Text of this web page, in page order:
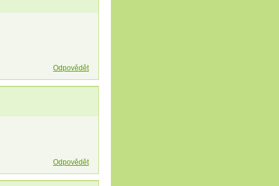
Odpovědět
Odpovědět